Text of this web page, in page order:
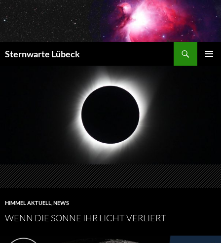
Zum
Inhalt
springen
Sternwarte Lübeck
HIMMEL AKTUELL NEWS
WENN DIE SONNE IHR LICHT VERLIERT